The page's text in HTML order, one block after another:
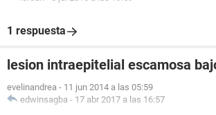
1 respuesta
lesion intraepitelial escamosa
evelinandrea - 11 jun 2014 a las 05:59
edwinsagba - 17 abr 2017 a las 16:57